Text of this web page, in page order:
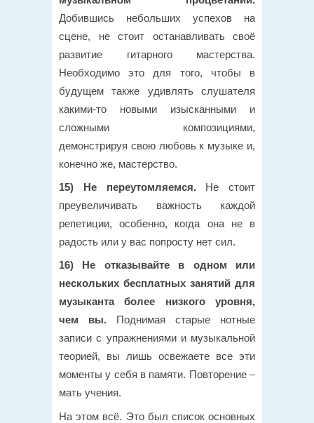
Добившись небольших успехов на
сцене, не стоит останавливать своё
развитие гитарного мастерства.
Необходимо это для того, чтобы в
будущем также удивлять слушателя
какими-то новыми изысканными и
сложными композициями,
демонстрируя свою любовь к музыке и,
конечно же, мастерство.
15) Не переутомляемся.Не стоит
преувеличивать важность каждой
репетиции, особенно, когда она не в
радость или у вас попросту нет сил.
16) Не отказывайте в одном или
нескольких бесплатных занятий для
музыканта более низкого уровня,
чем вы. Поднимая старые нотные
записи с упражнениями и музыкальной
теорией, вы лишь освежаете все эти
моменты у себя в памяти. Повторение –
мать учения.
На этом всё. Это был список основных